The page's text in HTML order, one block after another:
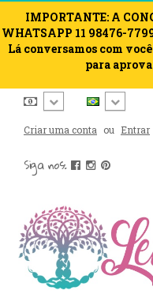
IMPORTANTE: A
WHATSAPP 11 98476-
Lá conversamos com
para
Criar uma conta ou Entrar
Siga nos: